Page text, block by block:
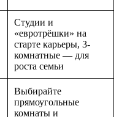
Студии и
«евротрёшки» на
старте карьеры, 3-
комнатные — для
роста семьи
Выбирайте
прямоугольные
комнаты и